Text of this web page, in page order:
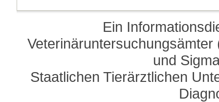
Ein
und
Staatlichen Tierärztlichen